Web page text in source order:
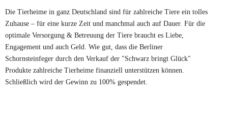
Die Tierheime in ganz Deutschland sind für zahlreiche Tiere ein tolles
Zuhause – für eine kurze Zeit und manchmal auch auf Dauer. Für die
optimale Versorgung & Betreuung der Tiere braucht es Liebe,
Engagement und auch Geld. Wie gut, dass die Berliner
Schornsteinfeger durch den Verkauf der "Schwarz bringt Glück"
Produkte zahlreiche Tierheime finanziell unterstützen können.
Schließlich wird der Gewinn zu 100% gespendet.